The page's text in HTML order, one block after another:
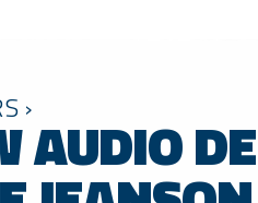
›AUDIO DE